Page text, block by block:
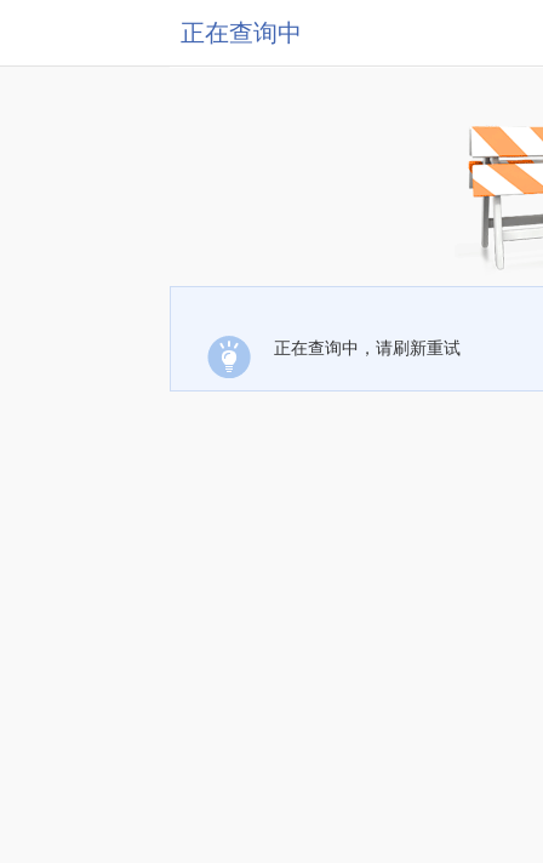
正在查询中
正在查询中，请刷新重试